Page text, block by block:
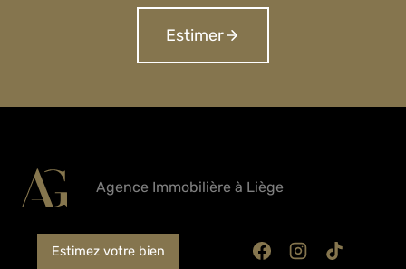
Estimer
Agence Immobilière à Liège
Estimez votre bien